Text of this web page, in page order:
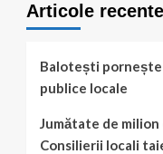
(USR)
Local
Balotești
Articole recente
Balotești
publice locale
Jumătate de milion
Consilierii locali